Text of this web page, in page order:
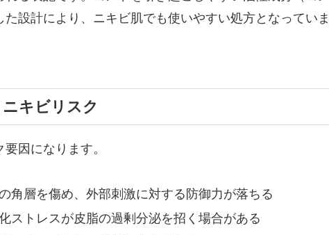
設計により、ニキビ肌でも使いやすい処方となっていま
キビリスク
因になります。
角層を傷め、外部刺激に対する防御力が落ちる
ストレスが皮脂の過剰分泌を招く場合がある